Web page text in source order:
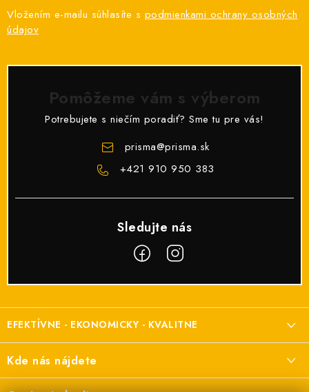
Vložením e-mailu súhlasíte s podmienkami ochrany osobných
údajov
Pomôžeme vám s výberom
Potrebujete s niečím poradiť? Sme tu pre vás!
prisma@prisma.sk
+421 910 950 383
Z
á
p
ä
EFEKTÍVNE - EKONOMICKY - KVALITNE
a elektroinštalácie
Kde nás nájdete